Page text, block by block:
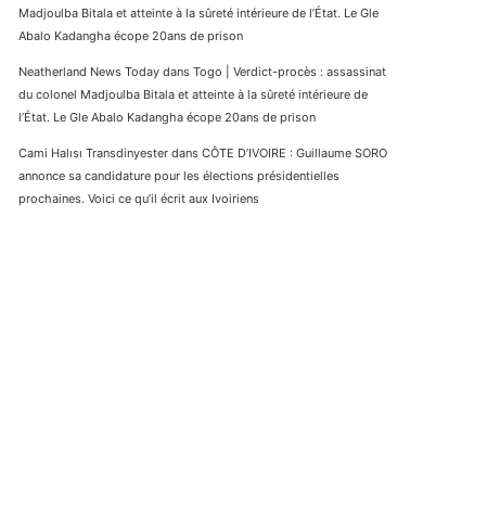
Madjoulba Bitala et atteinte à la sûreté intérieure de l’État. Le Gle
Abalo Kadangha écope 20ans de prison
Neatherland News Today dans Togo | Verdict-procès : assassinat
du colonel Madjoulba Bitala et atteinte à la sûreté intérieure de
l’État. Le Gle Abalo Kadangha écope 20ans de prison
Cami Halısı Transdinyester dans CÔTE D’IVOIRE : Guillaume SORO
annonce sa candidature pour les élections présidentielles
prochaines. Voici ce qu’il écrit aux Ivoiriens